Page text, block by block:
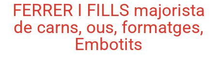
FERRER I FILLS majorista
de carns, ous, formatges,
Embotits